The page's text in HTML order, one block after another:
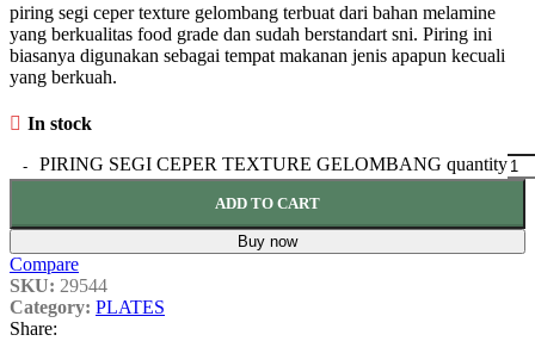
piring segi ceper texture gelombang terbuat dari bahan melamine
yang berkualitas food grade dan sudah berstandart sni. Piring ini
biasanya digunakan sebagai tempat makanan jenis apapun kecuali
yang berkuah.
In stock
PIRING SEGI CEPER TEXTURE GELOMBANG quantity
ADD TO CART
Buy now
Compare
SKU: 29544
Category: PLATES
Share: